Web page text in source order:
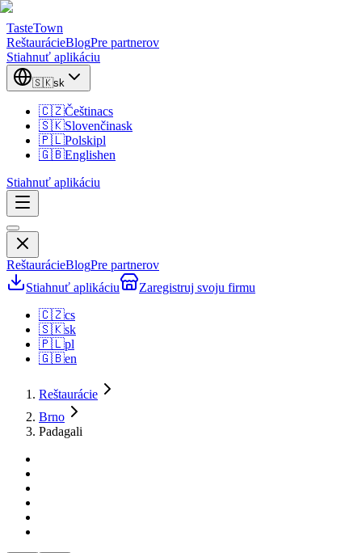
TasteTown
ReštaurácieBlogPre partnerov
Stiahnuť aplikáciu
🇸🇰sk
🇨🇿Češtinacs
🇸🇰Slovenčinask
🇵🇱Polskipl
🇬🇧Englishen
Stiahnuť aplikáciu
ReštaurácieBlogPre partnerov
Stiahnuť aplikáciu
Zaregistruj svoju firmu
🇨🇿cs
🇸🇰sk
🇵🇱pl
🇬🇧en
Reštaurácie
Brno
Padagali